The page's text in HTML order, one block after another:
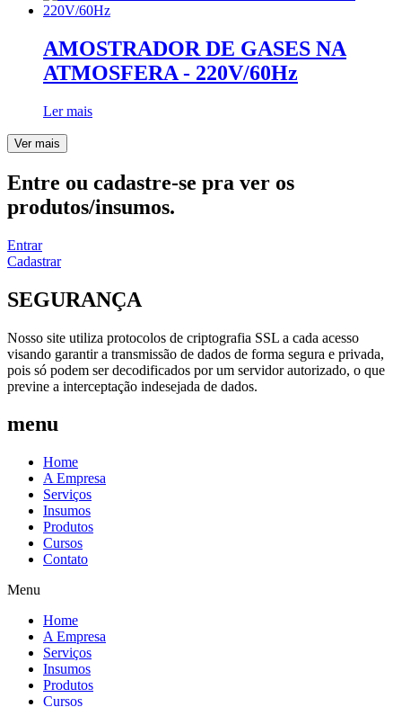
AMOSTRADOR DE GASES NA
ATMOSFERA - 220V/60Hz
Ler mais
Ver mais
Entre ou cadastre-se pra ver os
produtos/insumos.
Entrar
Cadastrar
SEGURANÇA
Nosso site utiliza protocolos de criptografia SSL a cada acesso
visando garantir a transmissão de dados de forma segura e privada,
pois só podem ser decodificados por um servidor autorizado, o que
previne a interceptação indesejada de dados.
menu
Home
A Empresa
Serviços
Insumos
Produtos
Cursos
Contato
Menu
Home
A Empresa
Serviços
Insumos
Produtos
Cursos